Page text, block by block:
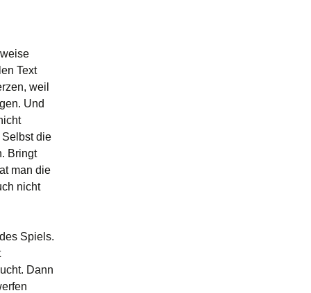
Text
weil
Und
die
Bringt
man die
nicht
Spiels.
Dann